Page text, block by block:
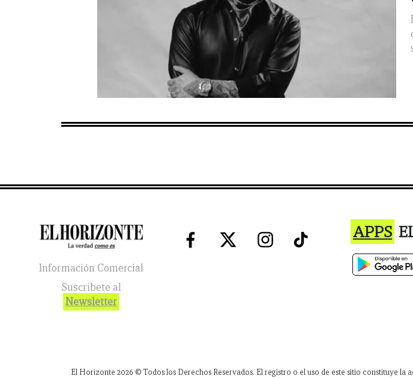
Información Comercial
Suscribete al
Newsletter
APPS
El Horizonte 2026 © Todos los Derechos Reservados. El registro o el uso de este sitio constituye